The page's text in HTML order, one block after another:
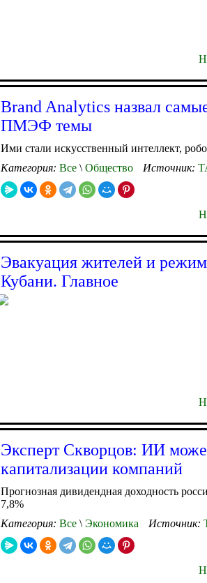
Brand Analytics назвал
ПМЭФ темы
Ими стали искусственный интеллект,
Категория: Все \ Общество Источник:
Эвакуация жителей и
Кубани. Главное
Эксперт Скворцов: ИИ
капитализации компаний
Прогнозная дивидендная доходность
7,8%
Категория: Все \ Экономика Источник: